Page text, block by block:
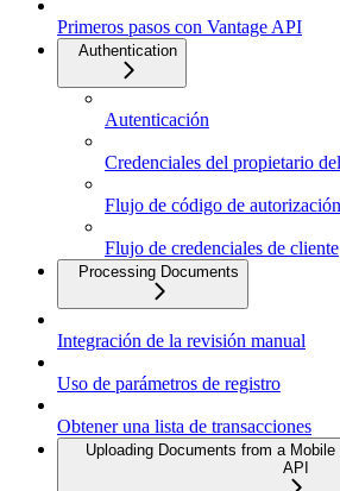
Primeros pasos con Vantage API
Authentication
Autenticación
Credenciales del propietario
Flujo de código de autorización
Flujo de credenciales de cliente
Processing Documents
Integración de la revisión manual
Uso de parámetros de registro
Obtener una lista de transacciones
Uploading Documents from a
API